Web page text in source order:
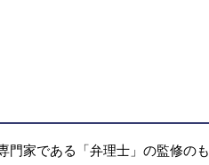
門家である「弁理士」の監修のも